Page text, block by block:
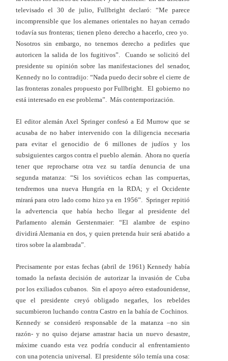
televisado el 30 de julio, Fullbright declaró: “Me parece
incomprensible que los alemanes orientales no hayan cerrado
todavía sus fronteras; tienen pleno derecho a hacerlo, creo yo.
Nosotros sin embargo, no tenemos derecho a pedirles que
autoricen la salida de los fugitivos”. Cuando se solicitó del
presidente su opinión sobre las manifestaciones del senador,
Kennedy no lo contradijo: “Nada puedo decir sobre el cierre de
las fronteras zonales propuesto por Fullbright. El gobierno no
está interesado en ese problema”. Más contemporización.
El editor alemán Axel Springer confesó a Ed Murrow que se
acusaba de no haber intervenido con la diligencia necesaria
para evitar el genocidio de 6 millones de judíos y los
subsiguientes cargos contra el pueblo alemán. Ahora no quería
tener que reprocharse otra vez su tardía denuncia de una
segunda matanza: “Si los soviéticos echan las compuertas,
tendremos una nueva Hungría en la RDA; y el Occidente
mirará para otro lado como hizo ya en 1956”. Springer repitió
la advertencia que había hecho llegar al presidente del
Parlamento alemán Gerstenmaier: “El alambre de espino
dividirá Alemania en dos, y quien pretenda huir será abatido a
tiros sobre la alambrada”.
Precisamente por estas fechas (abril de 1961) Kennedy había
tomado la nefasta decisión de autorizar la invasión de Cuba
por los exiliados cubanos. Sin el apoyo aéreo estadounidense,
que el presidente creyó obligado negarles, los rebeldes
sucumbieron luchando contra Castro en la bahía de Cochinos.
Kennedy se consideró responsable de la matanza –no sin
razón- y no quiso dejarse arrastrar hacia un nuevo desastre,
máxime cuando esta vez podría conducir al enfrentamiento
con una potencia universal. El presidente sólo temía una cosa: